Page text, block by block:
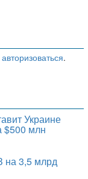
авторизоваться.